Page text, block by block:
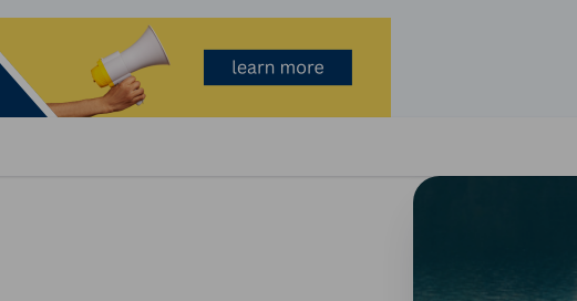
Einstellungen schließen